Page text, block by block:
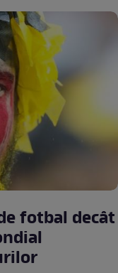
fotbal decât